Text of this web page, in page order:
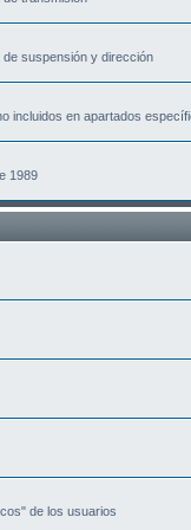
suspensión y dirección
incluidos en apartados
1989
de los usuarios